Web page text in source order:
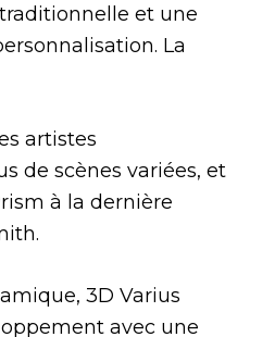
et une
La
artistes
de scènes variées, et
à la dernière
3D Varius
avec une